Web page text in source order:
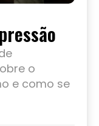
o
e como se